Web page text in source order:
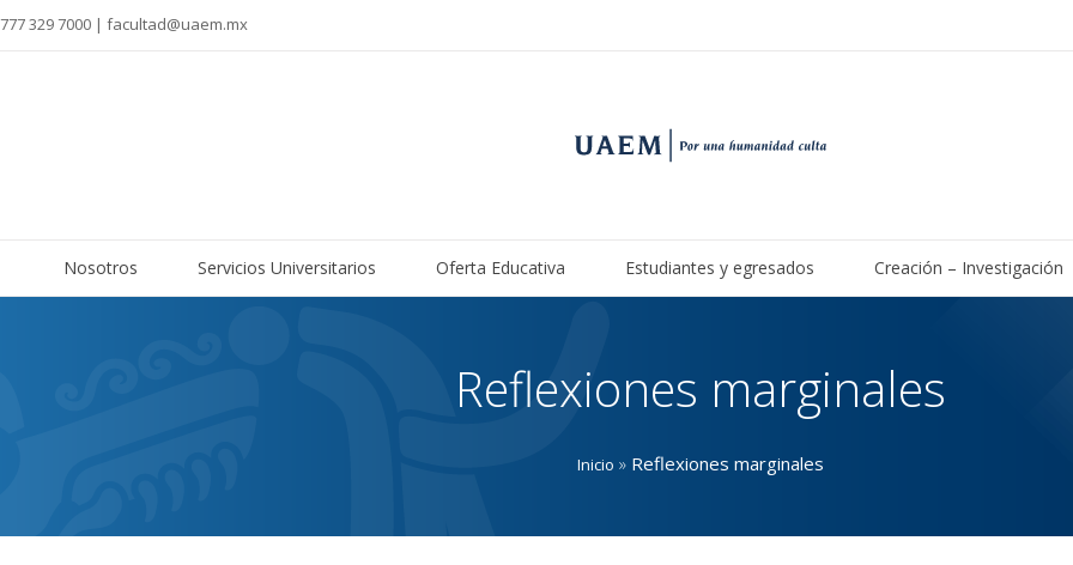
777 329 7000 | facultad@uaem.mx
Nosotros Servicios Universitarios Oferta Educativa Estudiantes y egresados Creación – Investigación
Reflexiones marginales
Inicio » Reflexiones marginales